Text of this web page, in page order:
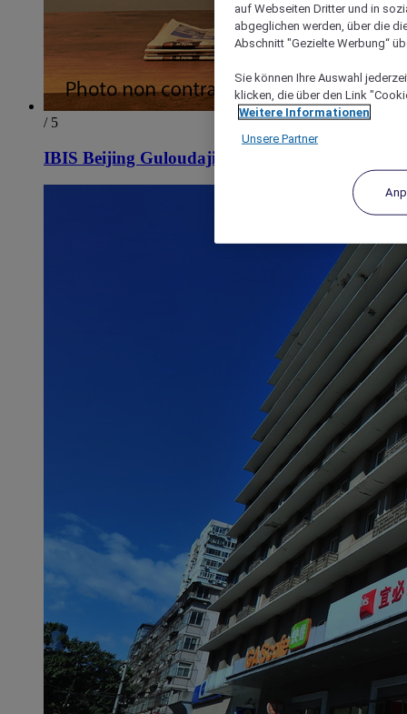
/ 5
IBIS Beijing Guloudajie Metro Station Hotel
auf Webseiten Dritter und in
abgeglichen werden, über die
Abschnitt "Gezielte Werbung“
Sie können Ihre Auswahl
klicken, die über den Link
Weitere Informationen
Unsere Partner